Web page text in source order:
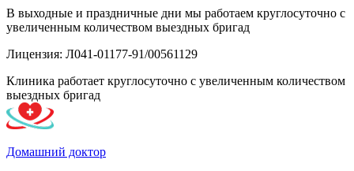
В выходные и праздничные дни мы работаем круглосуточно с
увеличенным количеством выездных бригад
Лицензия: Л041-01177-91/00561129
Клиника работает круглосуточно с увеличенным количеством
выездных бригад
Домашний доктор